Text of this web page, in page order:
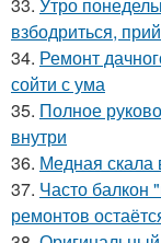
взбодриться,
34. Ремонт
сойти с ума
35. Полное
внутри
36. Медная скала
37. Часто балкон
ремонтов